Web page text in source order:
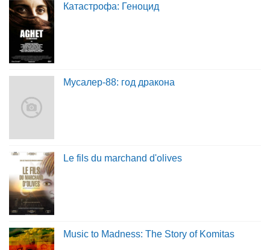
Катастрофа: Геноцид
Мусалер-88: год дракона
Le fils du marchand d'olives
Music to Madness: The Story of Komitas